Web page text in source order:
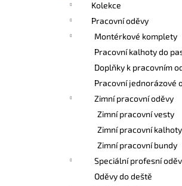
Kolekce
Pracovní oděvy
Montérkové komplety
Pracovní kalhoty do
Doplňky k pracovním
Pracovní jednorázové
Zimní pracovní oděvy
Zimní pracovní vesty
Zimní pracovní kalhoty
Zimní pracovní bundy
Speciální profesní
Oděvy do deště